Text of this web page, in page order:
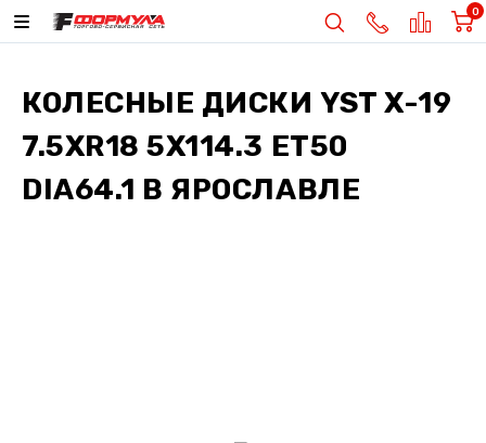
0
КОЛЕСНЫЕ ДИСКИYST X-19
7.5XR18 5X114.3 ET50
DIA64.1 В ЯРОСЛАВЛЕ